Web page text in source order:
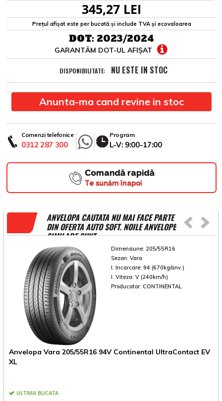
345,27 LEI
Prețul afișat este per bucată și include TVA și ecovaloarea
DOT: 2023/2024
GARANTĂM DOT-UL AFIȘAT
DISPONIBILITATE: NU ESTE IN STOC
Anunta-ma cand revine in stoc
Comenzi telefonice
0312 287 300
Program
L-V: 9:00-17:00
Comandă rapidă
Te sunăm înapoi
ANVELOPA CAUTATA NU MAI FACE PARTE
DIN OFERTA AUTO SOFT. NOILE ANVELOPE
SIMILARE SUNT
Dimensiune: 205/55R16
Sezon: Vara
I. Incarcare: 94 (670kg/anv.)
I. Viteza: V (240km/h)
Producator: CONTINENTAL
Anvelopa Vara 205/55R16 94V Continental UltraContact EV
XL
ULTIMA BUCATA